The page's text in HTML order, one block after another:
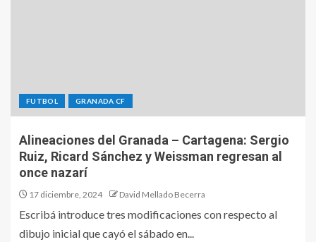
FUTBOL GRANADA CF
Alineaciones del Granada – Cartagena: Sergio
Ruiz, Ricard Sánchez y Weissman regresan al
once nazarí
17 diciembre, 2024 David Mellado Becerra
Escribá introduce tres modificaciones con respecto al
dibujo inicial que cayó el sábado en...